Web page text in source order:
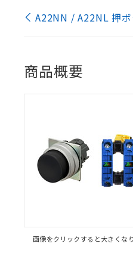
A22NN / A22NL 押
商品概要
画像をクリックすると大きくな